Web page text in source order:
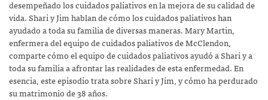
desempeñado los cuidados paliativos en la mejora de su calidad de
vida. Shari y Jim hablan de cómo los cuidados paliativos han
ayudado a toda su familia de diversas maneras.Mary Martin,
enfermera del equipo de cuidados paliativos de McClendon,
comparte cómo el equipo de cuidados paliativos ayudó a Shari y a
toda su familia a afrontar las realidades de esta enfermedad. En
esencia, este episodio trata sobre Shari y Jim, y cómo ha perdurado
su matrimonio de 38 años.